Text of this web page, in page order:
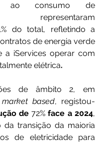
ao consumo de
representaram
do total, refletindo a
de energia verde
a iServices operar com
elétrica.
de âmbito 2, em
market based, registou-
de 72% face a 2024,
da transição da maioria
de eletricidade para